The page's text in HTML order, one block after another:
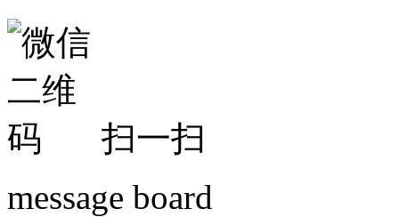
扫一扫
message board